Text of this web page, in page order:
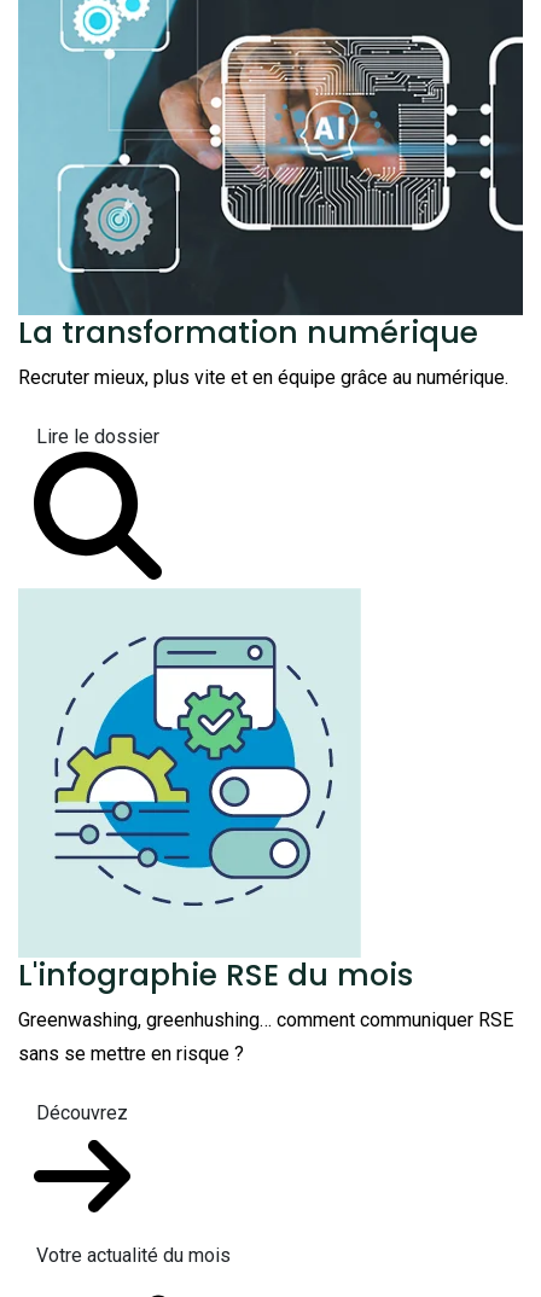
La transformation numérique
Recruter mieux, plus vite et en équipe grâce au numérique.
Lire le dossier
L'infographie RSE du mois
Greenwashing, greenhushing… comment communiquer RSE
sans se mettre en risque ?
Découvrez
Votre actualité du mois